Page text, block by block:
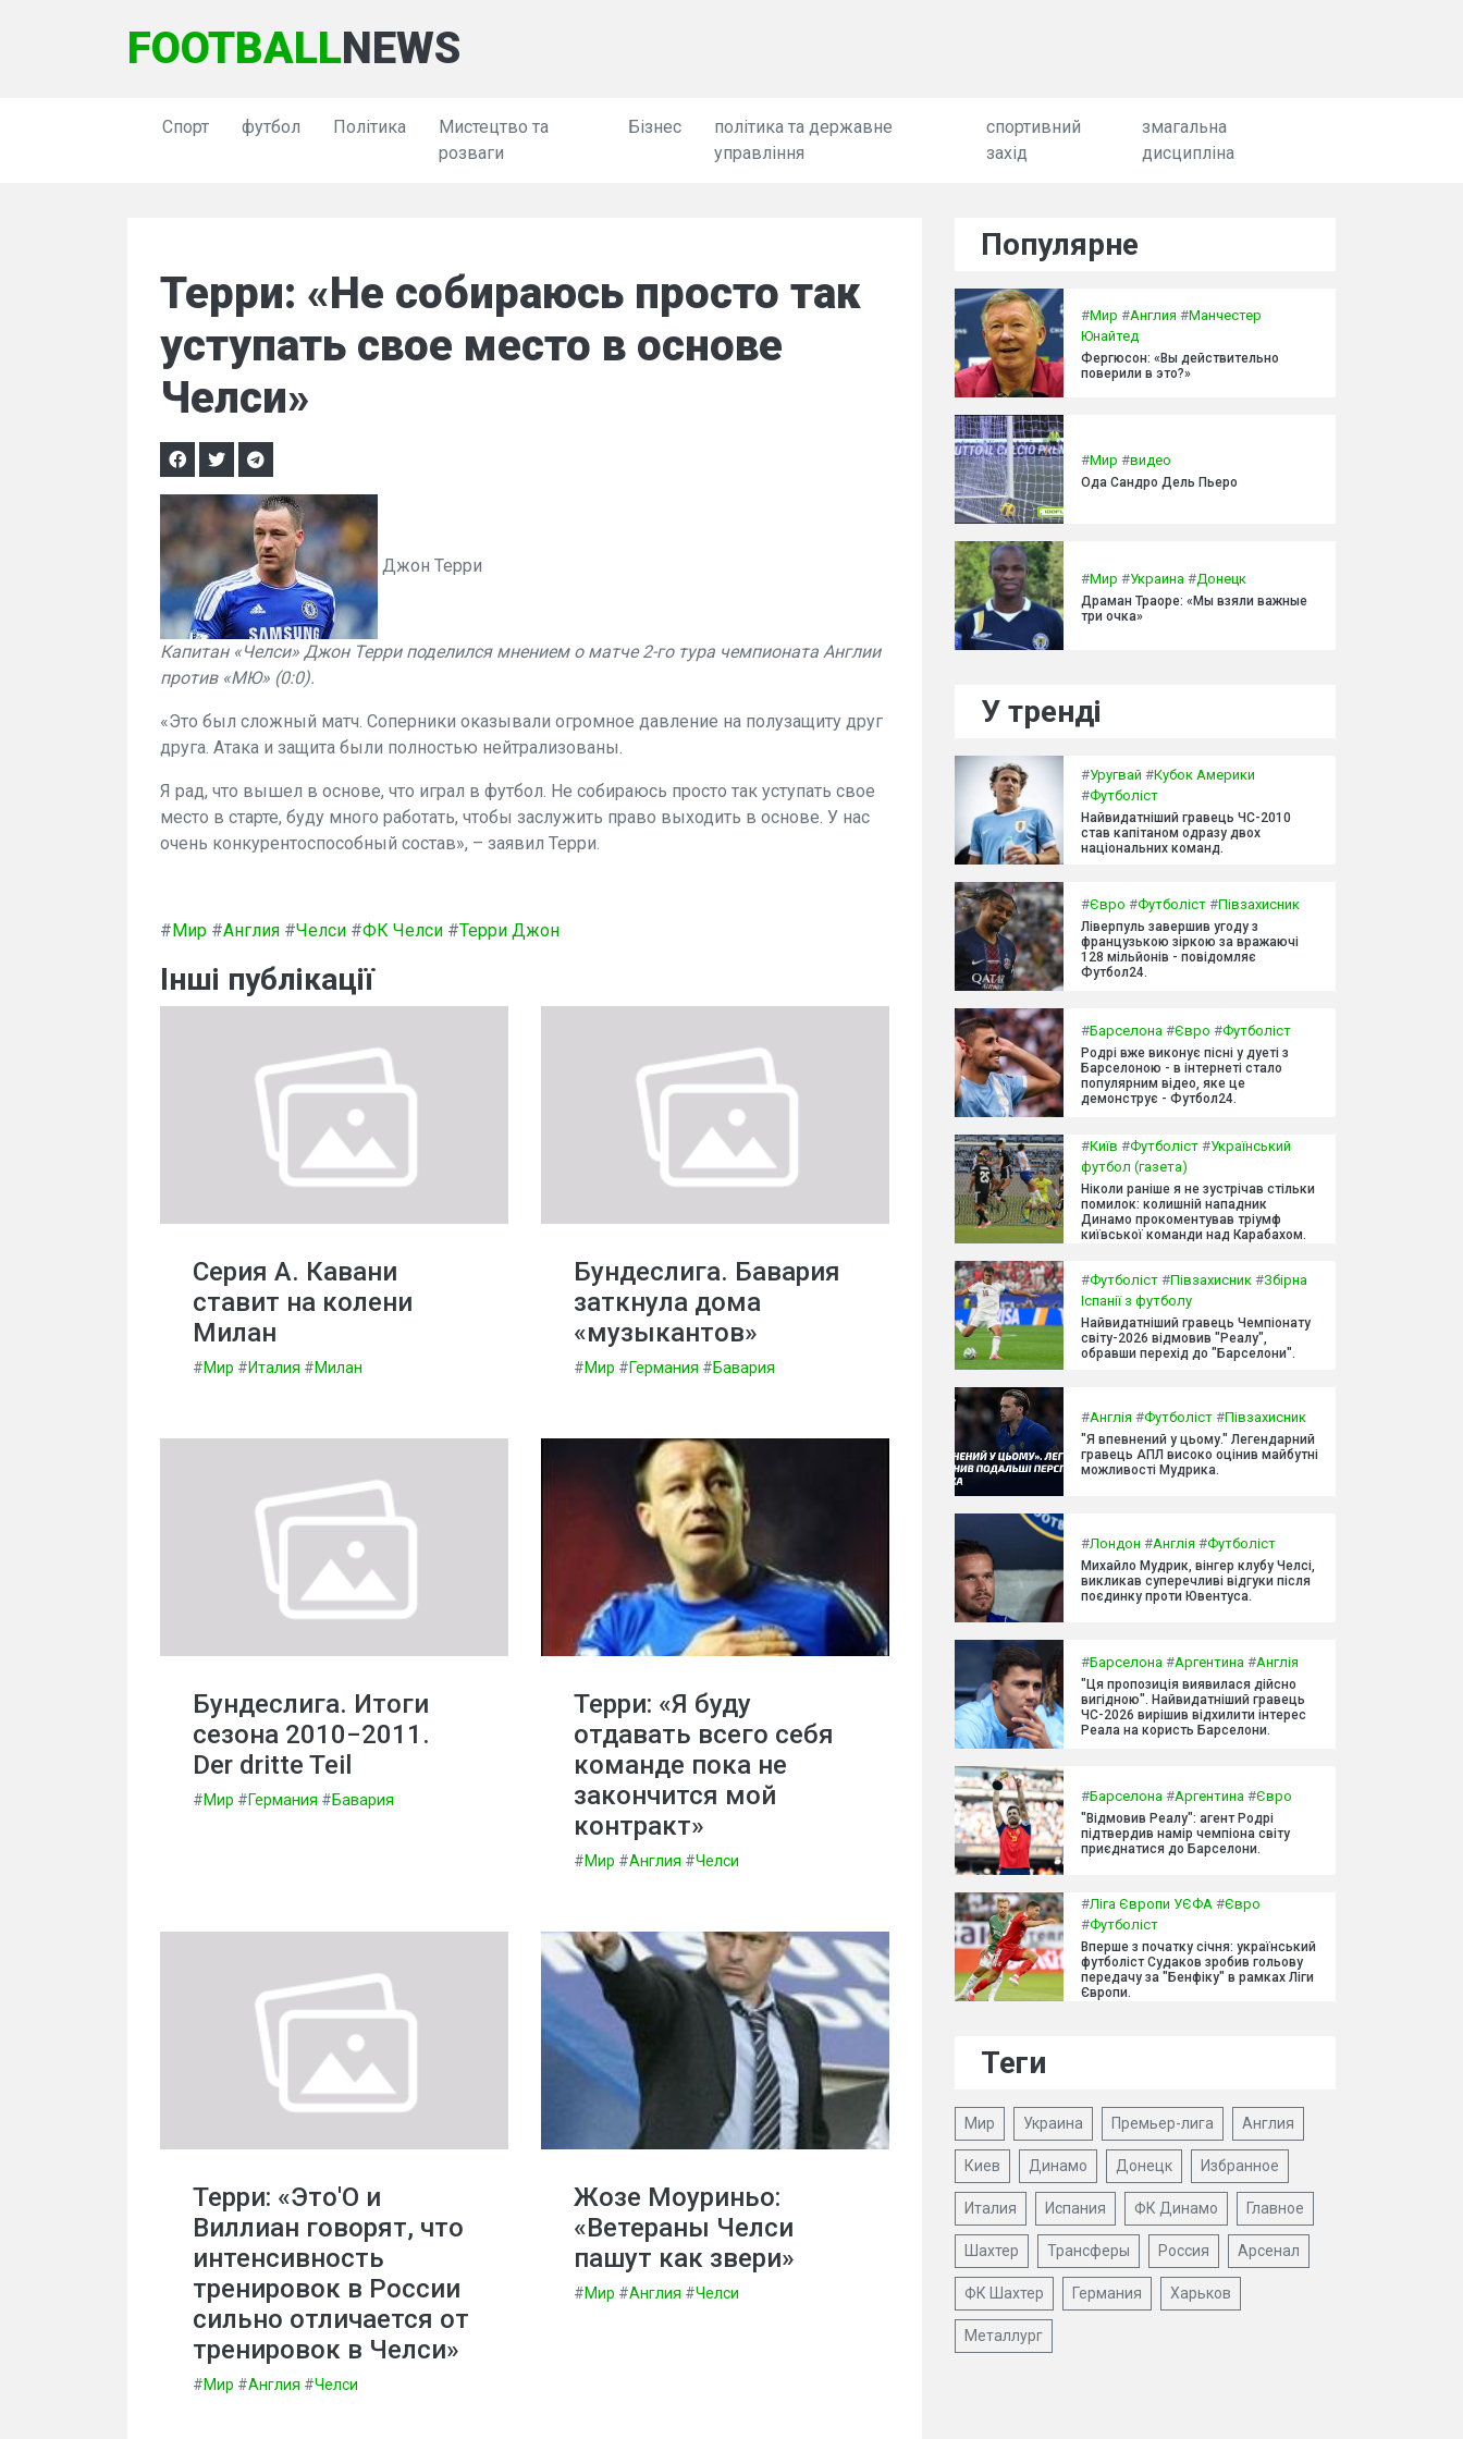
FOOTBALLNEWS
Спорт футбол Політика
Мистецтво та
розваги
Бізнес
політика та державне
управління
спортивний
захід
змагальна
дисципліна
Терри: «Не собираюсь просто так
уступать свое место в основе
Челси»
Джон Терри
Капитан «Челси» Джон Терри поделился мнением о матче 2-го тура чемпионата Англии
против «МЮ» (0:0).
«Это был сложный матч. Соперники оказывали огромное давление на полузащиту друг
друга. Атака и защита были полностью нейтрализованы.
Я рад, что вышел в основе, что играл в футбол. Не собираюсь просто так уступать свое
место в старте, буду много работать, чтобы заслужить право выходить в основе. У нас
очень конкурентоспособный состав», – заявил Терри.
#Мир #Англия #Челси #ФК Челси #Терри Джон
Інші публікації
Серия А. Кавани
ставит на колени
Милан
#Мир #Италия #Милан
Бундеслига. Бавария
заткнула дома
«музыкантов»
#Мир #Германия #Бавария
Бундеслига. Итоги
сезона 2010−2011.
Der dritte Teil
#Мир #Германия #Бавария
Терри: «Я буду
отдавать всего себя
команде пока не
закончится мой
контракт»
#Мир #Англия #Челси
Терри: «Это′О и
Виллиан говорят, что
интенсивность
тренировок в России
сильно отличается от
тренировок в Челси»
#Мир #Англия #Челси
Жозе Моуриньо:
«Ветераны Челси
пашут как звери»
#Мир #Англия #Челси
Популярне
#Мир #Англия #Манчестер
Юнайтед
Фергюсон: «Вы действительно
поверили в это?»
#Мир #видео
Ода Сандро Дель Пьеро
#Мир #Украина #Донецк
Драман Траоре: «Мы взяли важные
три очка»
У тренді
#Уругвай #Кубок Америки
#Футболіст
Найвидатніший гравець ЧС-2010
став капітаном одразу двох
національних команд.
#Євро #Футболіст #Півзахисник
Ліверпуль завершив угоду з
французькою зіркою за вражаючі
128 мільйонів - повідомляє
Футбол24.
#Барселона #Євро #Футболіст
Родрі вже виконує пісні у дуеті з
Барселоною - в інтернеті стало
популярним відео, яке це
демонструє - Футбол24.
#Київ #Футболіст #Український
футбол (газета)
Ніколи раніше я не зустрічав стільки
помилок: колишній нападник
Динамо прокоментував тріумф
київської команди над Карабахом.
#Футболіст #Півзахисник #Збірна
Іспанії з футболу
Найвидатніший гравець Чемпіонату
світу-2026 відмовив "Реалу",
обравши перехід до "Барселони".
#Англія #Футболіст #Півзахисник
"Я впевнений у цьому." Легендарний
гравець АПЛ високо оцінив майбутні
можливості Мудрика.
#Лондон #Англія #Футболіст
Михайло Мудрик, вінгер клубу Челсі,
викликав суперечливі відгуки після
поєдинку проти Ювентуса.
#Барселона #Аргентина #Англія
"Ця пропозиція виявилася дійсно
вигідною". Найвидатніший гравець
ЧС-2026 вирішив відхилити інтерес
Реала на користь Барселони.
#Барселона #Аргентина #Євро
"Відмовив Реалу": агент Родрі
підтвердив намір чемпіона світу
приєднатися до Барселони.
#Ліга Європи УЄФА #Євро
#Футболіст
Вперше з початку січня: український
футболіст Судаков зробив гольову
передачу за "Бенфіку" в рамках Ліги
Європи.
Теги
Мир Украина Премьер-лига Англия
Киев Динамо Донецк Избранное
Италия Испания ФК Динамо Главное
Шахтер Трансферы Россия Арсенал
ФК Шахтер Германия Харьков
Металлург